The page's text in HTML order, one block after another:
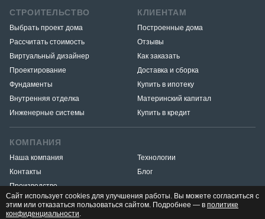
СТРОИТЕЛЬСТВО
Выбрать проект дома
Рассчитать стоимость
Виртуальный дизайнер
Проектирование
Фундаменты
Внутренняя отделка
Инженерные системы
КЛИЕНТАМ
Построенные дома
Отзывы
Как заказать
Доставка и сборка
Купить в ипотеку
Материнский капитал
Купить в кредит
КОМПАНИЯ
Наша компания
Контакты
Производство
Технологии
Блог
Разработка и продвижение
Сайт использует cookies для улучшения работы. Вы можете согласиться с
этим или отказаться пользоваться сайтом. Подробнее — в политике
конфиденциальности.